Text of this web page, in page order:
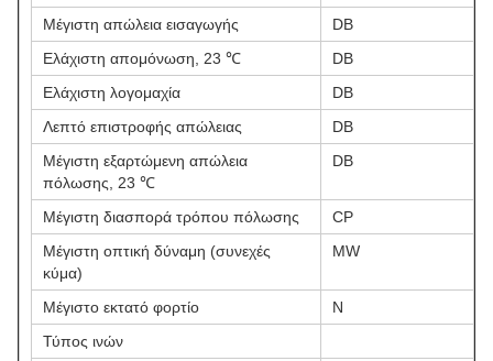
Μέγιστη απώλεια εισαγωγής
DB
Ελάχιστη απομόνωση, 23 ℃
DB
Ελάχιστη λογομαχία
DB
Λεπτό επιστροφής απώλειας
DB
Μέγιστη εξαρτώμενη απώλεια
πόλωσης, 23 ℃
DB
Μέγιστη διασπορά τρόπου πόλωσης
CP
Μέγιστη οπτική δύναμη (συνεχές
κύμα)
MW
Μέγιστο εκτατό φορτίο
Ν
Τύπος ινών